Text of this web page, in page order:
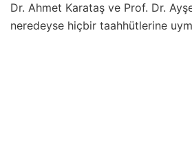
Dr. Ahmet Karataş ve Prof. Dr.
neredeyse hiçbir taahhütlerine